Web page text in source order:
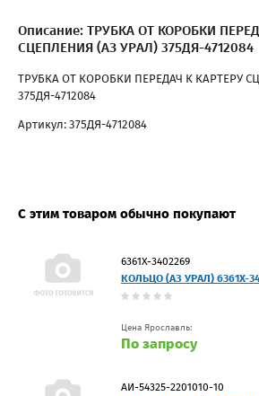
Описание: ТРУБКА ОТ КОРОБКИ
СЦЕПЛЕНИЯ (АЗ УРАЛ) 375ДЯ-4712084
ТРУБКА ОТ КОРОБКИ ПЕРЕДАЧ К КАРТЕРУ
375ДЯ-4712084
Артикул: 375ДЯ-4712084
С этим товаром обычно покупают
6361Х-3402269
КОЛЬЦО (АЗ УРАЛ) 6361Х-
Цена Ярославль:
По запросу
АИ-54325-2201010-10